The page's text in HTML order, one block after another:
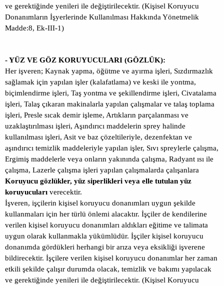
ve gerektiğinde yenileri ile değiştirilecektir. (Kişisel Koruyucu
Donanımların İşyerlerinde Kullanılması Hakkında Yönetmelik
Madde:8, Ek-III-1)
- YÜZ VE GÖZ KORUYUCULARI (GÖZLÜK):
Her işveren; Kaynak yapma, öğütme ve ayırma işleri, Sızdırmazlık
sağlamak için yapılan işler (kalafatlama) ve keski ile yontma,
biçimlendirme işleri, Taş yontma ve şekillendirme işleri, Civatalama
işleri, Talaş çıkaran makinalarla yapılan çalışmalar ve talaş toplama
işleri, Presle sıcak demir işleme, Artıkların parçalanması ve
uzaklaştırılması işleri, Aşındırıcı maddelerin sprey halinde
kullanılması işleri, Asit ve baz çözeltileriyle, dezenfektan ve
aşındırıcı temizlik maddeleriyle yapılan işler, Sıvı spreylerle çalışma,
Ergimiş maddelerle veya onların yakınında çalışma, Radyant ısı ile
çalışma, Lazerle çalışma işleri yapılan çalışmalarda çalışanlara
Koruyucu gözlükler, yüz siperlikleri veya elle tutulan yüz
koruyucuları verecektir.
İşveren, işçilerin kişisel koruyucu donanımları uygun şekilde
kullanmaları için her türlü önlemi alacaktır. İşçiler de kendilerine
verilen kişisel koruyucu donanımları aldıkları eğitime ve talimata
uygun olarak kullanmakla yükümlüdür. İşçiler kişisel koruyucu
donanımda gördükleri herhangi bir arıza veya eksikliği işverene
bildirecektir. İşçilere verilen kişisel koruyucu donanımlar her zaman
etkili şekilde çalışır durumda olacak, temizlik ve bakımı yapılacak
ve gerektiğinde yenileri ile değiştirilecektir. (Kişisel Koruyucu